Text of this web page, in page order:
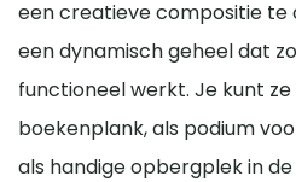
eigenschappen van de muur
een creatieve compositie
een dynamisch geheel dat
functioneel werkt. Je kunt
boekenplank, als podium
als handige opbergplek in